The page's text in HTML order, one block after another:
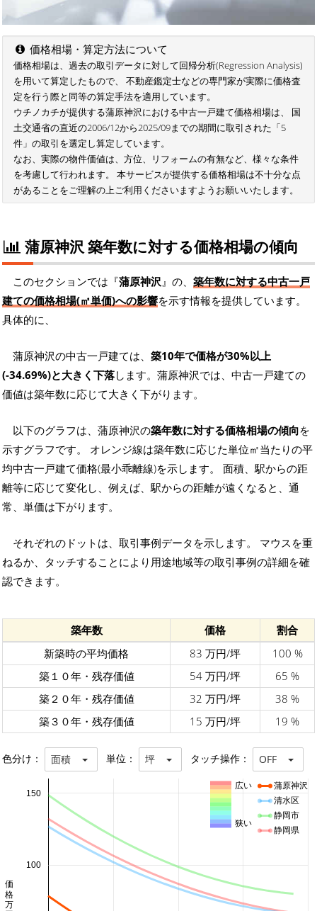
価格相場・算定方法について
価格相場は、過去の取引データに対して回帰分析(Regression Analysis)
を用いて算定したもので、 不動産鑑定士などの専門家が実際に価格査
定を行う際と同等の算定手法を適用しています。
ウチノカチが提供する蒲原神沢における中古一戸建て価格相場は、 国
土交通省の直近の2006/12から2025/09までの期間に取引された「5
件」の取引を選定し算定しています。
なお、実際の物件価値は、方位、リフォームの有無など、様々な条件
を考慮して行われます。 本サービスが提供する価格相場は不十分な点
があることをご理解の上ご利用くださいますようお願いいたします。
蒲原神沢 築年数に対する価格相場の傾向
このセクションでは『蒲原神沢』の、 築年数に対する中古一戸
建ての価格相場(㎡単価)への影響を示す情報を提供しています。
具体的に、
蒲原神沢の中古一戸建ては、 築10年で価格が30%以上
(-34.69%)と大きく下落します。蒲原神沢では、中古一戸建ての
価値は築年数に応じて大きく下がります。
以下のグラフは、蒲原神沢の築年数に対する価格相場の傾向を
示すグラフです。 オレンジ線は築年数に応じた単位㎡当たりの平
均中古一戸建て価格(最小乖離線)を示します。 面積、駅からの距
離等に応じて変化し、例えば、駅からの距離が遠くなると、通
常、単価は下がります。
それぞれのドットは、取引事例データを示します。 マウスを重
ねるか、タッチすることにより用途地域等の取引事例の詳細を確
認できます。
築年数 価格
割合
新築時の平均価格
83 万円/坪
100 %
築１０年・残存価値
54 万円/坪
65 %
築２０年・残存価値
32 万円/坪
38 %
築３０年・残存価値
15 万円/坪 19 %
色分け： 面積 単位： 坪 タッチ操作： OFF
100
150
蒲原神沢
清水区
静岡市
静岡県
広い
狭い